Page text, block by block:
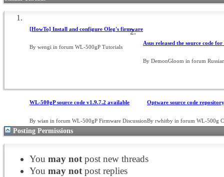
[HowTo] Install and configure Oleg's firmware
By wengi in forum WL-500gP Tutorials
Asus released the source code
By DemonGloom in forum
WL-500gP source code v1.9.7.2 available
By wian in forum WL-500gP Firmware Discussion
Optware source code
By rwhitby in forum WL-500g
Posting Permissions
You may notpost new threads
You may notpost replies